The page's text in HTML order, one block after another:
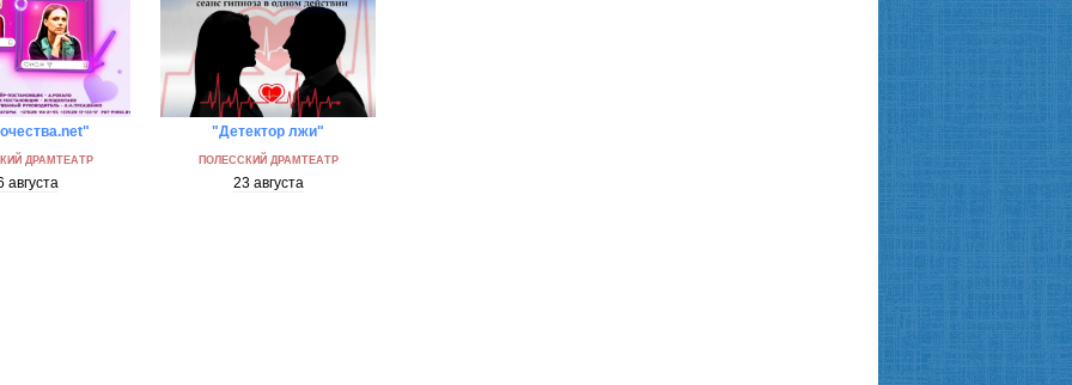
ДРАМТЕАТР
августа
Напомнить...
"Детектор лжи"
ПОЛЕССКИЙ ДРАМТЕАТР
23 августа